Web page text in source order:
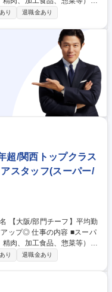
適性を考慮の上、様々な部
ていただくことからスター
益予算達成のために、・販
の売場マネジメント ・数値
ーのシフト管理、労務管理
【大阪/部
シェア/キャリアアップ◎
り 退職金あり
超/関西トップクラス
スタッフ(スーパー/
容 ■スーパ
肉、加工食品、惣菜等）の
適性を考慮の上、様々な部
利益予算達成のために、・
り 退職金あり